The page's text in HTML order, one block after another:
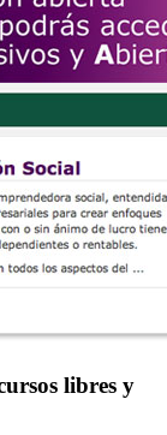
libres y